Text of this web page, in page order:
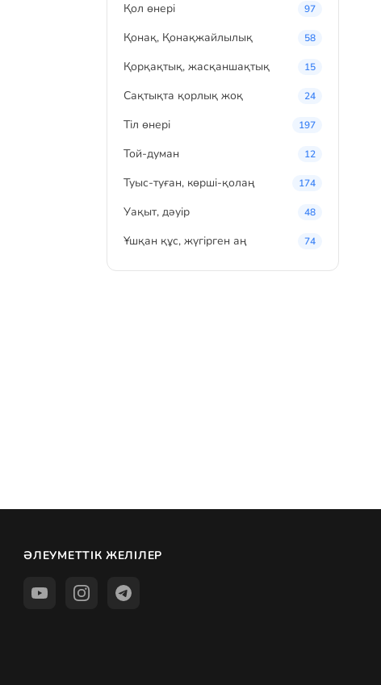
Қол өнері 97
Қонақ, Қонақжайлылық 58
Қорқақтық, жасқаншақтық 15
Сақтықта қорлық жоқ 24
Тіл өнері 197
Той-думан 12
Туыс-туған, көрші-қолаң 174
Уақыт, дәуір 48
Ұшқан құс, жүгірген аң 74
ӘЛЕУМЕТТІК ЖЕЛІЛЕР